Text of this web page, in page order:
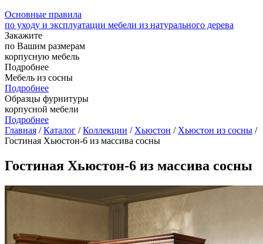
Основные правила
по уходу и эксплуатации мебели из натурального дерева
Закажите
по Вашим размерам
корпусную мебель
Подробнее
Мебель из сосны
Подробнее
Образцы фурнитуры
корпусной мебели
Подробнее
Главная /Каталог /Коллекции / Хьюстон / Хьюстон из сосны /
Гостиная Хьюстон-6 из массива сосны
Гостиная Хьюстон-6 из массива сосны